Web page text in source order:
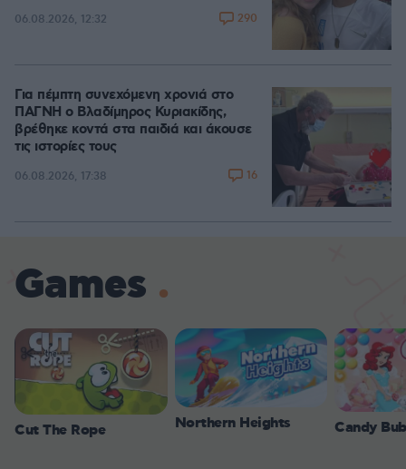
06.08.2026, 12:32 290
Για πέμπτη συνεχόμενη χρονιά στο
ΠΑΓΝΗ ο Βλαδίμηρος Κυριακίδης,
βρέθηκε κοντά στα παιδιά και άκουσε
τις ιστορίες τους
06.08.2026, 17:38 16
Games
Cut The Rope Northern Heights Candy